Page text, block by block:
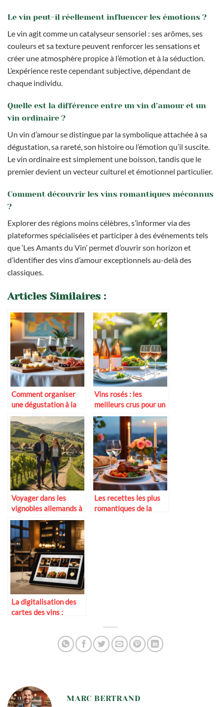
Le vin peut-il réellement influencer les émotions ?
Le vin agit comme un catalyseur sensoriel : ses arômes, ses
couleurs et sa texture peuvent renforcer les sensations et
créer une atmosphère propice à l’émotion et à la séduction.
L’expérience reste cependant subjective, dépendant de
chaque individu.
Quelle est la différence entre un vin d’amour et un
vin ordinaire ?
Un vin d’amour se distingue par la symbolique attachée à sa
dégustation, sa rareté, son histoire ou l’émotion qu’il suscite.
Le vin ordinaire est simplement une boisson, tandis que le
premier devient un vecteur culturel et émotionnel particulier.
Comment découvrir les vins romantiques méconnus
?
Explorer des régions moins célèbres, s’informer via des
plateformes spécialisées et participer à des événements tels
que ‘Les Amants du Vin’ permet d’ouvrir son horizon et
d’identifier des vins d’amour exceptionnels au-delà des
classiques.
Articles Similaires :
Comment organiser
une dégustation à la
maison
Vins rosés : les
meilleurs crus pour un
dîner d’été en terrasse
Voyager dans les
vignobles allemands à
deux
Les recettes les plus
romantiques de la
La digitalisation des
cartes des vins :
MARC BERTRAND